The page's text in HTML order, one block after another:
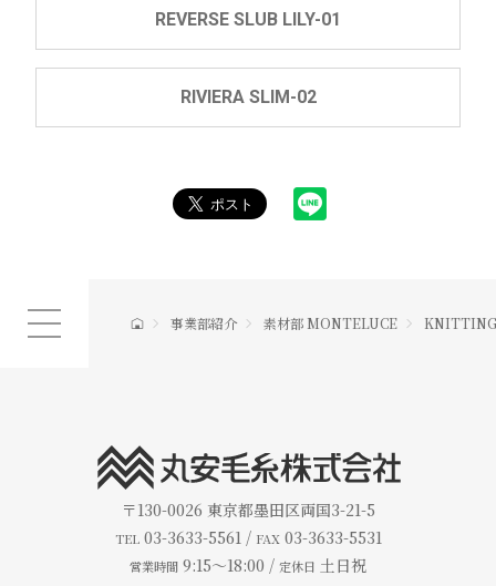
REVERSE SLUB LILY-01
RIVIERA SLIM-02
事業部紹介 素材部 MONTELUCE
〒130-0026 東京都墨田区両国3-21-5
TEL03-3633-5561 / FAX03-3633-5531
営業時間 9:15～18:00 / 定休日 土日祝